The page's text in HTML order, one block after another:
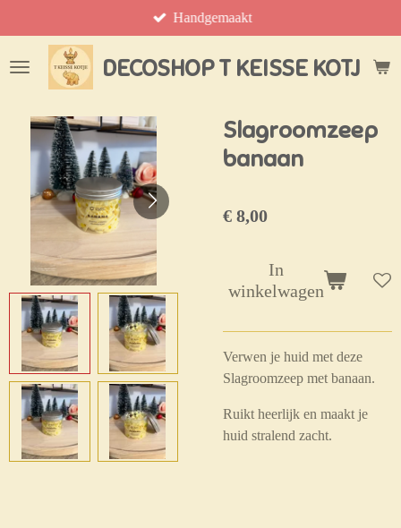
direct
naar
DECOSHOP T KEISSE KOTJE
Handgemaakt
Slagroomzeep
banaan
€ 8,00
In
winkelwagen
Verwen je huid met deze
Slagroomzeep met banaan.
Ruikt heerlijk en maakt je
huid stralend zacht.